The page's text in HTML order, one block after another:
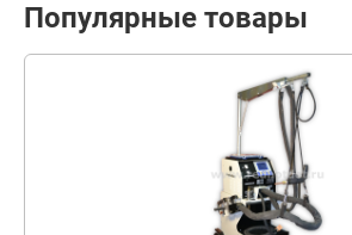
Популярные товары